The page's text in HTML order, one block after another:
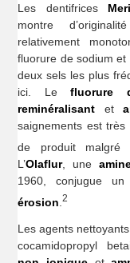
Les dentifrices
montre
relativement
fluorure de sodium
deux sels les plus
ici. Lefluorure
reminéralisant et
saignements est
de produit malgré
L’Olaflur, une
1960, conjugue un
érosion .2
Les agents
cocamidopropyl